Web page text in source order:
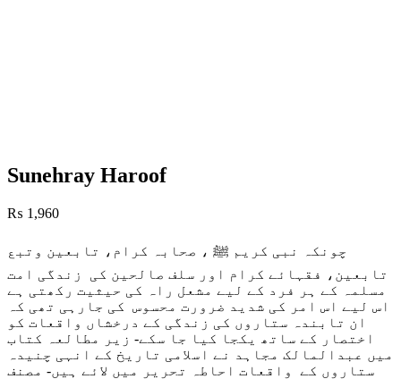
Sunehray Haroof
₨ 1,960
چونکہ نبی کریم ﷺ ، صحابہ کرام، تابعین وتبع
تابعین، فقہائے کرام اور سلف صالحین کی زندگی امت
مسلمہ کے ہر فرد کے لیے مشعل راہ کی حیثیت رکھتی ہے
اس لیے اس امر کی شدید ضرورت محسوس کی جارہی تھی کہ
ان تابندہ ستاروں کی زندگی کے درخشاں واقعات کو
اختصار کے ساتھ یکجا کیا جا سکے- زیر مطالعہ کتاب
میں عبدالمالک مجاہد نے اسلامی تاریخ کے انہی چنیدہ
ستا روں کے واقعات احاطہ تحریر میں لائے ہیں- مصنف